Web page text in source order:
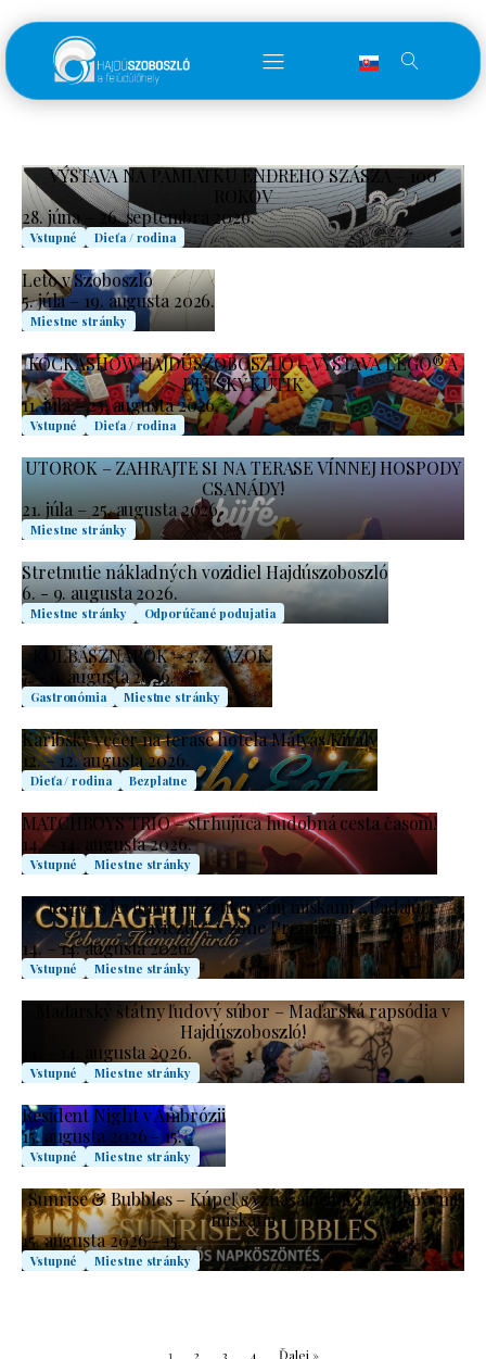
VÝSTAVA NA PAMIATKU ENDREHO SZÁSZA – 100
ROKOV
28. júna – 26. septembra 2026.
Vstupné Dieťa / rodina
Leto v Szoboszló
5. júla – 19. augusta 2026.
Miestne stránky
KOCKASHOW HAJDÚSZOBOSZLÓ – VÝSTAVA LEGO® A
DETSKÝ KÚTIK
11. júla - 23. augusta 2026.
Vstupné Dieťa / rodina
UTOROK – ZAHRAJTE SI NA TERASE VÍNNEJ HOSPODY
CSANÁDY!
21. júla – 25. augusta 2026.
Miestne stránky
Stretnutie nákladných vozidiel Hajdúszoboszló
6. - 9. augusta 2026.
Miestne stránky Odporúčané podujatia
#KOLBÁSZNAPOK – 2. ZVÄZOK.
7. – 9. augusta 2026.
Gastronómia Miestne stránky
Karibský večer na terase hotela Mátyás Király
12. – 12. augusta 2026.
Dieťa / rodina Bezplatne
MATCHBOYS TRIO – strhujúca hudobná cesta časom!
14. – 14. augusta 2026.
Vstupné Miestne stránky
Kúpeľ s levitujúcimi zvukovými miskami „Padajúce
hviezdy“ v zóne Premium
14. – 14. augusta 2026.
Vstupné Miestne stránky
Maďarský štátny ľudový súbor – Maďarská rapsódia v
Hajdúszoboszló!
14. – 14. augusta 2026.
Vstupné Miestne stránky
Resident Night v Ambrózii
15. augusta 2026 - 15.
Vstupné Miestne stránky
Sunrise & Bubbles – Kúpeľ s vznášajúcimi sa zvukovými
miskami
15. augusta 2026 - 15.
Vstupné Miestne stránky
1 2 3 4 Ďalej »